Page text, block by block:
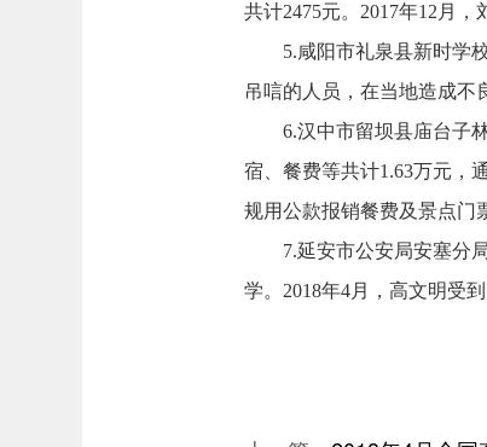
共计2475元。2017年12月
5.咸阳市礼泉县新时学
吊唁的人员，在当地造成不
6.汉中市留坝县庙台子
宿、餐费等共计1.63万元，
规用公款报销餐费及景点门
7.延安市公安局安塞分
学。2018年4月，高文明受